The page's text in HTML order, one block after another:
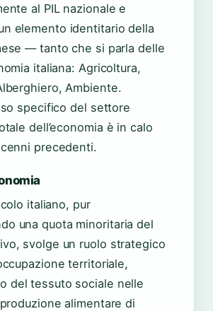
al PIL nazionale e
elemento identitario della
— tanto che si parla delle
italiana: Agricoltura,
Ambiente.
specifico del settore
dell’economia è in calo
precedenti.
italiano, pur
una quota minoritaria del
svolge un ruolo strategico
territoriale,
del tessuto sociale nelle
alimentare di